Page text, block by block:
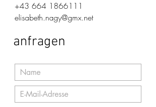
+43 664 1866111
elisabeth.nagy@gmx.net
anfragen